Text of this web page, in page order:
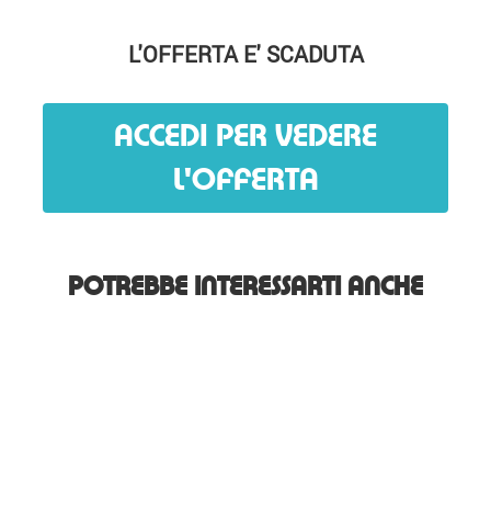
L'OFFERTA E' SCADUTA
ACCEDI PER VEDERE
L'OFFERTA
POTREBBE INTERESSARTI ANCHE